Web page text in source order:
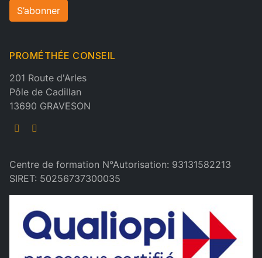
S’abonner
PROMÉTHÉE CONSEIL
201 Route d'Arles
Pôle de Cadillan
13690 GRAVESON
Centre de formation N°Autorisation: 93131582213
SIRET: 50256737300035